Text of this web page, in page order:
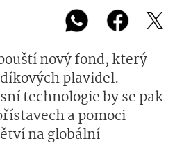
nový fond, který
plavidel.
technologie by se pak
a pomoci
na globální